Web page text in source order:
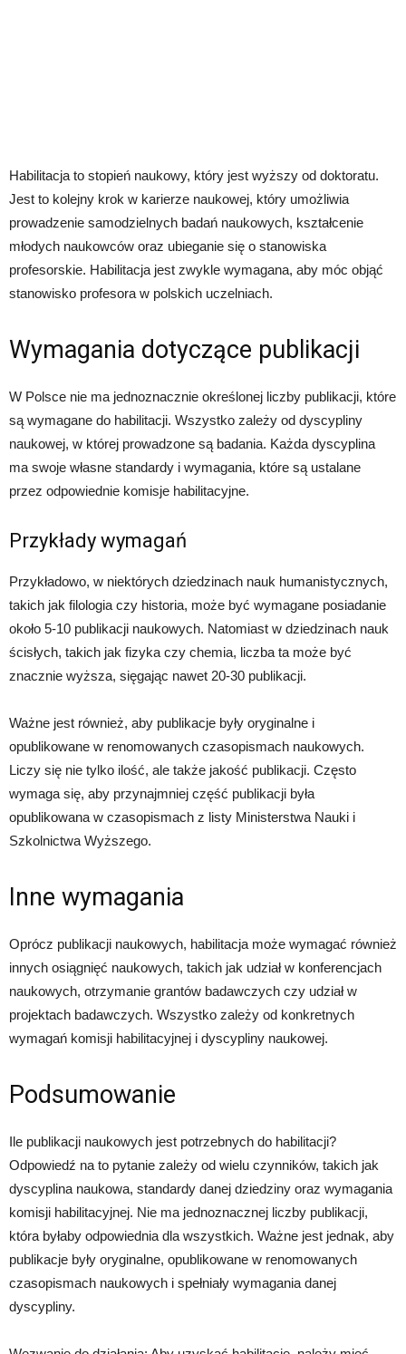
Habilitacja to stopień naukowy, który jest wyższy od doktoratu.
Jest to kolejny krok w karierze naukowej, który umożliwia
prowadzenie samodzielnych badań naukowych, kształcenie
młodych naukowców oraz ubieganie się o stanowiska
profesorskie. Habilitacja jest zwykle wymagana, aby móc objąć
stanowisko profesora w polskich uczelniach.
Wymagania dotyczące publikacji
W Polsce nie ma jednoznacznie określonej liczby publikacji, które
są wymagane do habilitacji. Wszystko zależy od dyscypliny
naukowej, w której prowadzone są badania. Każda dyscyplina
ma swoje własne standardy i wymagania, które są ustalane
przez odpowiednie komisje habilitacyjne.
Przykłady wymagań
Przykładowo, w niektórych dziedzinach nauk humanistycznych,
takich jak filologia czy historia, może być wymagane posiadanie
około 5-10 publikacji naukowych. Natomiast w dziedzinach nauk
ścisłych, takich jak fizyka czy chemia, liczba ta może być
znacznie wyższa, sięgając nawet 20-30 publikacji.
Ważne jest również, aby publikacje były oryginalne i
opublikowane w renomowanych czasopismach naukowych.
Liczy się nie tylko ilość, ale także jakość publikacji. Często
wymaga się, aby przynajmniej część publikacji była
opublikowana w czasopismach z listy Ministerstwa Nauki i
Szkolnictwa Wyższego.
Inne wymagania
Oprócz publikacji naukowych, habilitacja może wymagać również
innych osiągnięć naukowych, takich jak udział w konferencjach
naukowych, otrzymanie grantów badawczych czy udział w
projektach badawczych. Wszystko zależy od konkretnych
wymagań komisji habilitacyjnej i dyscypliny naukowej.
Podsumowanie
Ile publikacji naukowych jest potrzebnych do habilitacji?
Odpowiedź na to pytanie zależy od wielu czynników, takich jak
dyscyplina naukowa, standardy danej dziedziny oraz wymagania
komisji habilitacyjnej. Nie ma jednoznacznej liczby publikacji,
która byłaby odpowiednia dla wszystkich. Ważne jest jednak, aby
publikacje były oryginalne, opublikowane w renomowanych
czasopismach naukowych i spełniały wymagania danej
dyscypliny.